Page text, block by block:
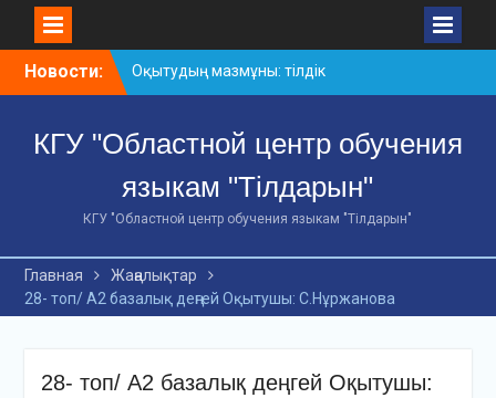
Новости:
Оқытудың мазмұны: тілдік
дағдылар және
стратегиялар
АХМЕТ БАЙТҰРСЫНҰЛЫ
АТЫНДАҒЫ «ҮЗДІК
ОҚЫТУШЫ-2026»
«Мемлекеттік тіл –
Тәуелсіздік символы»
облыстық байқауы
КГУ "Областной центр обучения
языкам "Тілдарын"
КГУ "Областной центр обучения языкам "Тілдарын"
Главная
Жаңалықтар
28- топ/ А2 базалық деңгей Оқытушы: С.Нұржанова
28- топ/ А2 базалық деңгей Оқытушы: